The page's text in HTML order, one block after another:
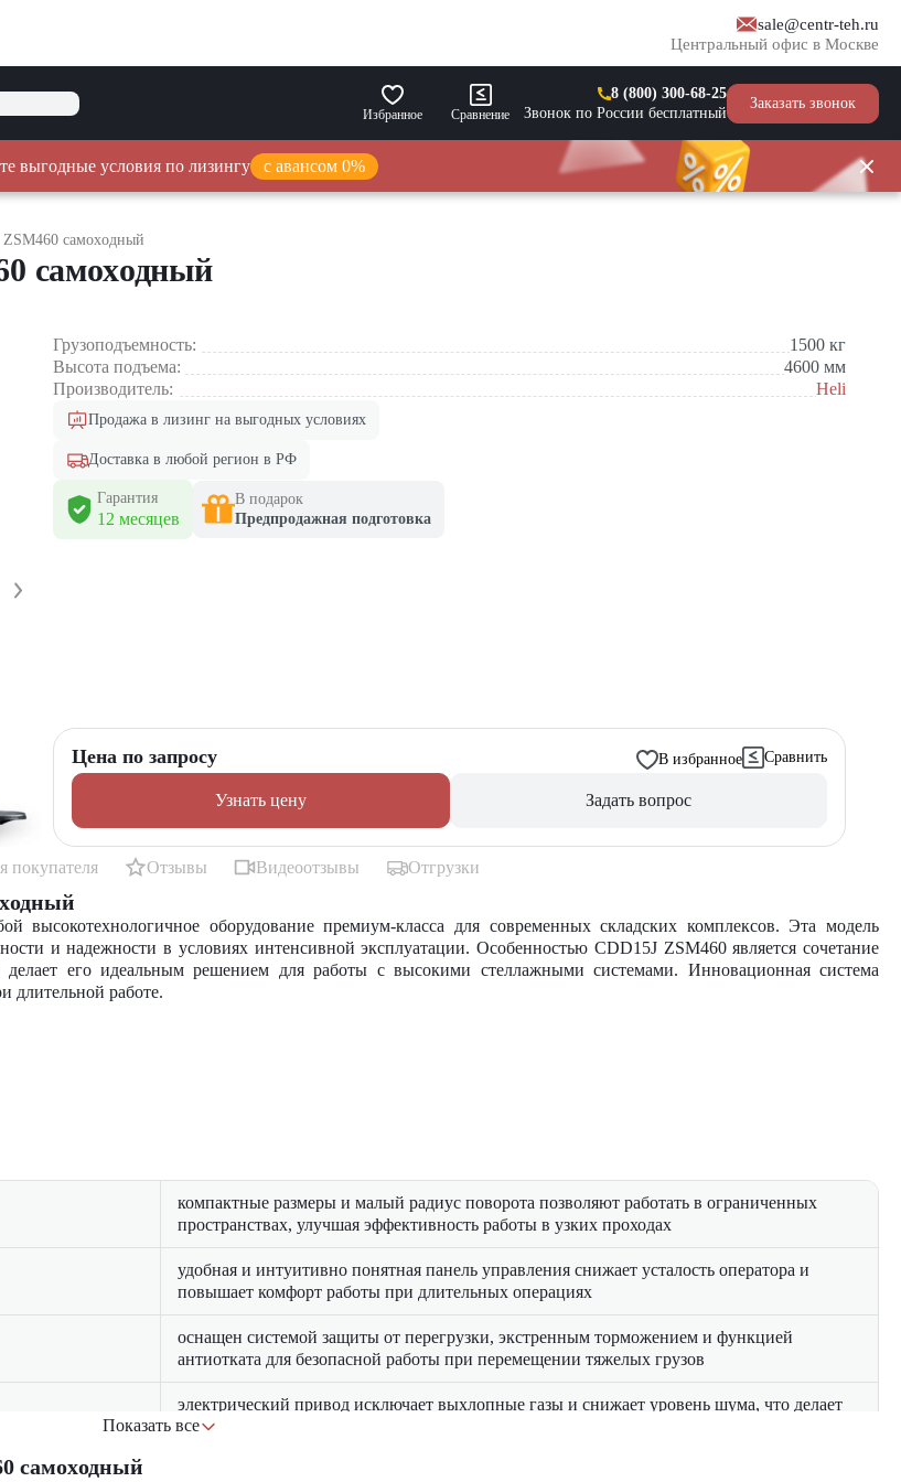
sale@centr-teh.ru
Центральный офис в Москве
Избранное Сравнение
8 (800) 300-68-25
Звонок по России бесплатный
Заказать звонок
выгодные условия по лизингу с авансом 0%
ZSM460 самоxодный
самоxодный
Грузоподъемность: 1500 кг
Высота подъема:
4600 мм
Производитель:
Heli
Продажа в лизинг на выгодных условиях
Доставка в любой регион в РФ
Гарантия
12 месяцев
В подарок
Предпродажная подготовка
Цена по запросу В избранное Сравнить
Узнать цену Задать вопрос
покупателя Отзывы Видеоотзывы Отгрузки
высокотехнологичное оборудование премиум-класса для современных складских комплексов. Эта модель
и надежности в условиях интенсивной эксплуатации. Особенностью CDD15J ZSM460 является сочетание
его идеальным решением для работы с высокими стеллажными системами. Инновационная система
длительной работе.
компактные размеры и малый радиус поворота позволяют работать в ограниченных
пространствах, улучшая эффективность работы в узких проходах
удобная и интуитивно понятная панель управления снижает усталость оператора и
повышает комфорт работы при длительных операциях
оснащен системой защиты от перегрузки, экстренным торможением и функцией
антиотката для безопасной работы при перемещении тяжелых грузов
электрический привод исключает выхлопные газы и снижает уровень шума, что делает
устройство идеальным для работы в закрытых помещениях и экологически
Показать все
самоxодный